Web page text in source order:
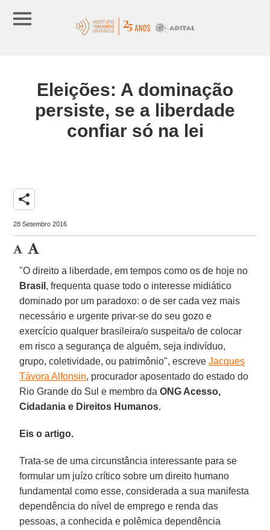
Eleições: A dominação
persiste, se a liberdade
confiar só na lei
share
28 Setembro 2016
"O direito a liberdade, em tempos como os de hoje no
Brasil , frequenta quase todo o interesse midiático
dominado por um paradoxo: o de ser cada vez mais
necessário e urgente privar-se do seu gozo e
exercício qualquer brasileira/o suspeita/o de colocar
em risco a segurança de alguém, seja indivíduo,
grupo, coletividade, ou patrimônio", escreveJacques
Távora Alfonsin, procurador aposentado do estado do
Rio Grande do Sul e membro daONG Acesso,
Cidadania e Direitos Humanos.
Eis o artigo.
Trata-se de uma circunstância interessante para se
formular um juízo crítico sobre um direito humano
fundamental como esse, considerada a sua manifesta
dependência do nível de emprego e renda das
pessoas, a conhecida e polêmica dependência